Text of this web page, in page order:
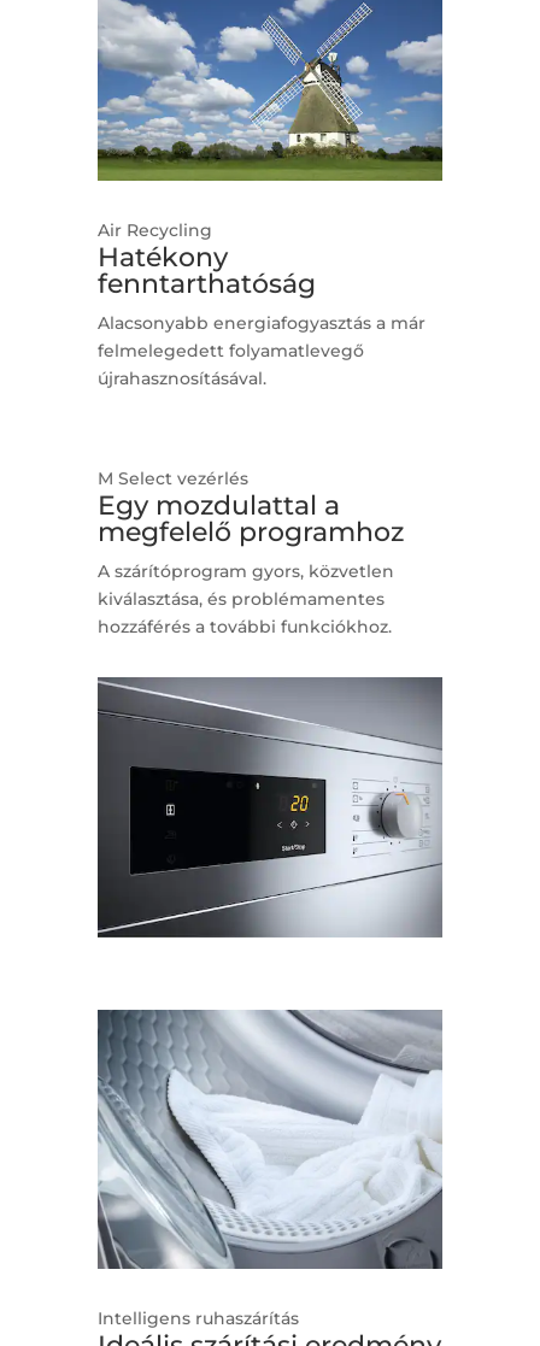
Air Recycling
Hatékony
fenntarthatóság
Alacsonyabb energiafogyasztás a már
felmelegedett folyamatlevegő
újrahasznosításával.
M Select vezérlés
Egy mozdulattal a
megfelelő programhoz
A szárítóprogram gyors, közvetlen
kiválasztása, és problémamentes
hozzáférés a további funkciókhoz.
Intelligens ruhaszárítás